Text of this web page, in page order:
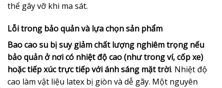
thể gây vỡ khi ma sát.
Lỗi trong bảo quản và lựa chọn sản phẩm
Bao cao su bị suy giảm chất lượng nghiêm trọng nếu
bảo quản ở nơi có nhiệt độ cao (như trong ví, cốp xe)
hoặc tiếp xúc trực tiếp với ánh sáng mặt trời. Nhiệt độ
cao làm vật liệu latex bị giòn và dễ gãy. Một nguyên